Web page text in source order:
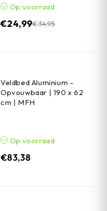
Op voorraad
€34,95
€24,99
Veldbed Aluminium -
Opvouwbaar | 190 x 62
cm | MFH
Op voorraad
€83,38